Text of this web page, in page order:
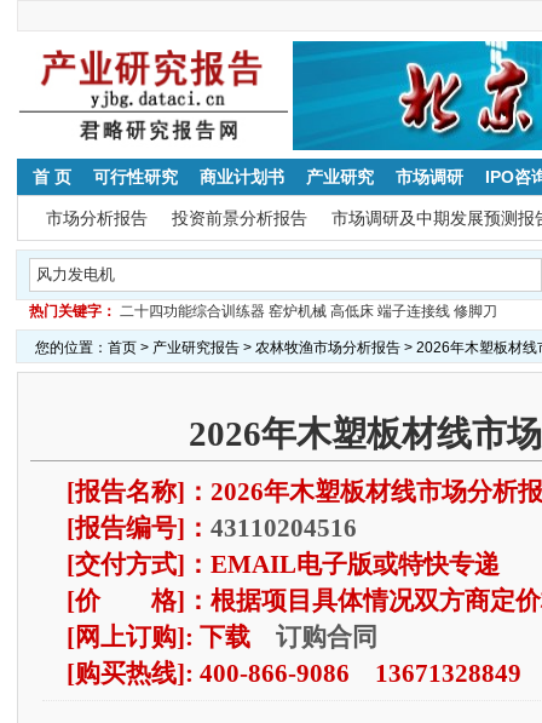
首 页 可行性研究 商业计划书 产业研究 市场调研 IPO咨
市场分析报告 投资前景分析报告 市场调研及中期发展预测报
热门关键字： 二十四功能综合训练器 窑炉机械 高低床 端子连接线 修脚刀
您的位置： 首页> 产业研究报告> 农林牧渔市场分析报告> 2026年木塑板材线
2026年木塑板材线市
[报告名称]：2026年木塑板材线市场分析
[报告编号]： 43110204516
[交付方式]：EMAIL电子版或特快专递
[价 格]：根据项目具体情况双方商定
[网上订购]: 下载 订购合同
[购买热线]: 400-866-9086 13671328849